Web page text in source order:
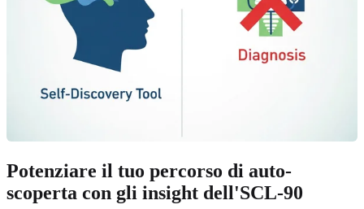
Potenziare il tuo percorso di auto-
scoperta con gli insight dell'SCL-90